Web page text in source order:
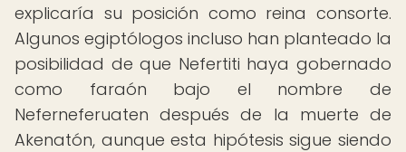
explicaría su posición como reina consorte.
Algunos egiptólogos incluso han planteado la
posibilidad de que Nefertiti haya gobernado
como faraón bajo el nombre de
Neferneferuaten después de la muerte de
Akenatón, aunque esta hipótesis sigue siendo